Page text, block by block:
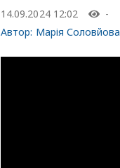
14.09.2024 12:02
-
Автор: Марія Соловйова